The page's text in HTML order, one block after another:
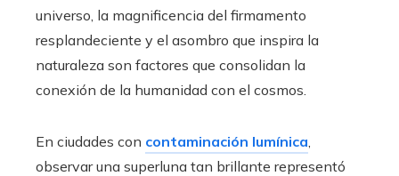
universo, la magnificencia del firmamento
resplandeciente y el asombro que inspira la
naturaleza son factores que consolidan la
conexión de la humanidad con el cosmos.
En ciudades con contaminación lumínica,
observar una superluna tan brillante representó